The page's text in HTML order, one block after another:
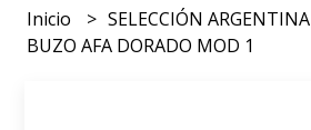
Inicio SELECCIÓN ARGENTINA
BUZO AFA DORADO MOD 1